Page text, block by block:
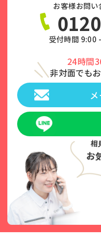
お客様お問
受付時間 9:00
24時間
非対面でも